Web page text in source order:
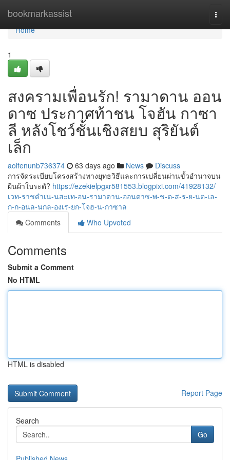
bookmarkassist
Home
Home
1
สงครามเพื่อนรัก! รามาดาน ออน
ดาซ ประกาศท้าชน โจฮัน กาซา
ลี หลังโชว์ชั้นเชิงสยบ สุริยันต์
เล็ก
aoifenunb736374 63 days ago News
Discuss
การจัดระเบียบโครงสร้างทางยุทธวิธีและการเปลี่ยนผ่านขั้วอำนาจบน
ผืนผ้าใบระดั? https://ezekielpgxr581553.blogpixi.com/41928132/
เวท-ราชดำเน-นสะเท-อน-รามาดาน-ออนดาซ-พ-ช-ต-ส-ร-ย-นต-เล-
ก-ก-อนล-นกล-องเร-ยก-โจฮ-น-กาซาล
Comments
Who Upvoted
Comments
Submit a Comment
No HTML
HTML is disabled
Report Page
Search
Go